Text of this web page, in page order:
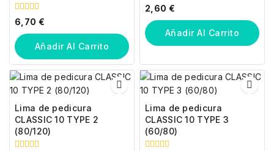
0
fuera
de
5
6,70 €
Añadir Al Carrito
0
fuera
de
5
2,60 €
Añadir Al Carrito
Lima de pedicura
CLASSIC 10 TYPE 2
(80/120)
Lima de pedicura
CLASSIC 10 TYPE 3
(60/80)